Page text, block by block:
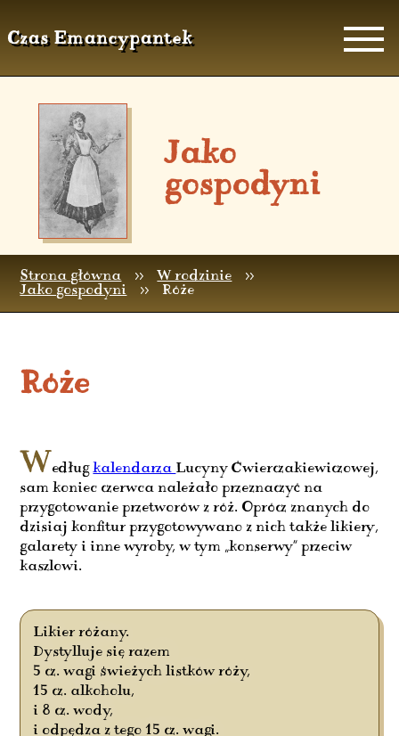
Czas Emancypantek
Jako
gospodyni
Strona główna >> W rodzinie
>>
Jako gospodyni
>> Róże
Róże
W edługkalendarza Lucyny Ćwierczakiewiczowej,
sam koniec czerwca należało przeznaczyć na
przygotowanie przetworów z róż. Oprócz znanych do
dzisiaj konfitur przygotowywano z nich także likiery,
galarety i inne wyroby, w tym „konserwy” przeciw
kaszlowi.
Likier różany.
Dystylluje się razem
5 cz. wagi świeżych listków róży,
15 cz. alkoholu,
i 8 cz. wody,
i odpędza z tego 15 cz. wagi.